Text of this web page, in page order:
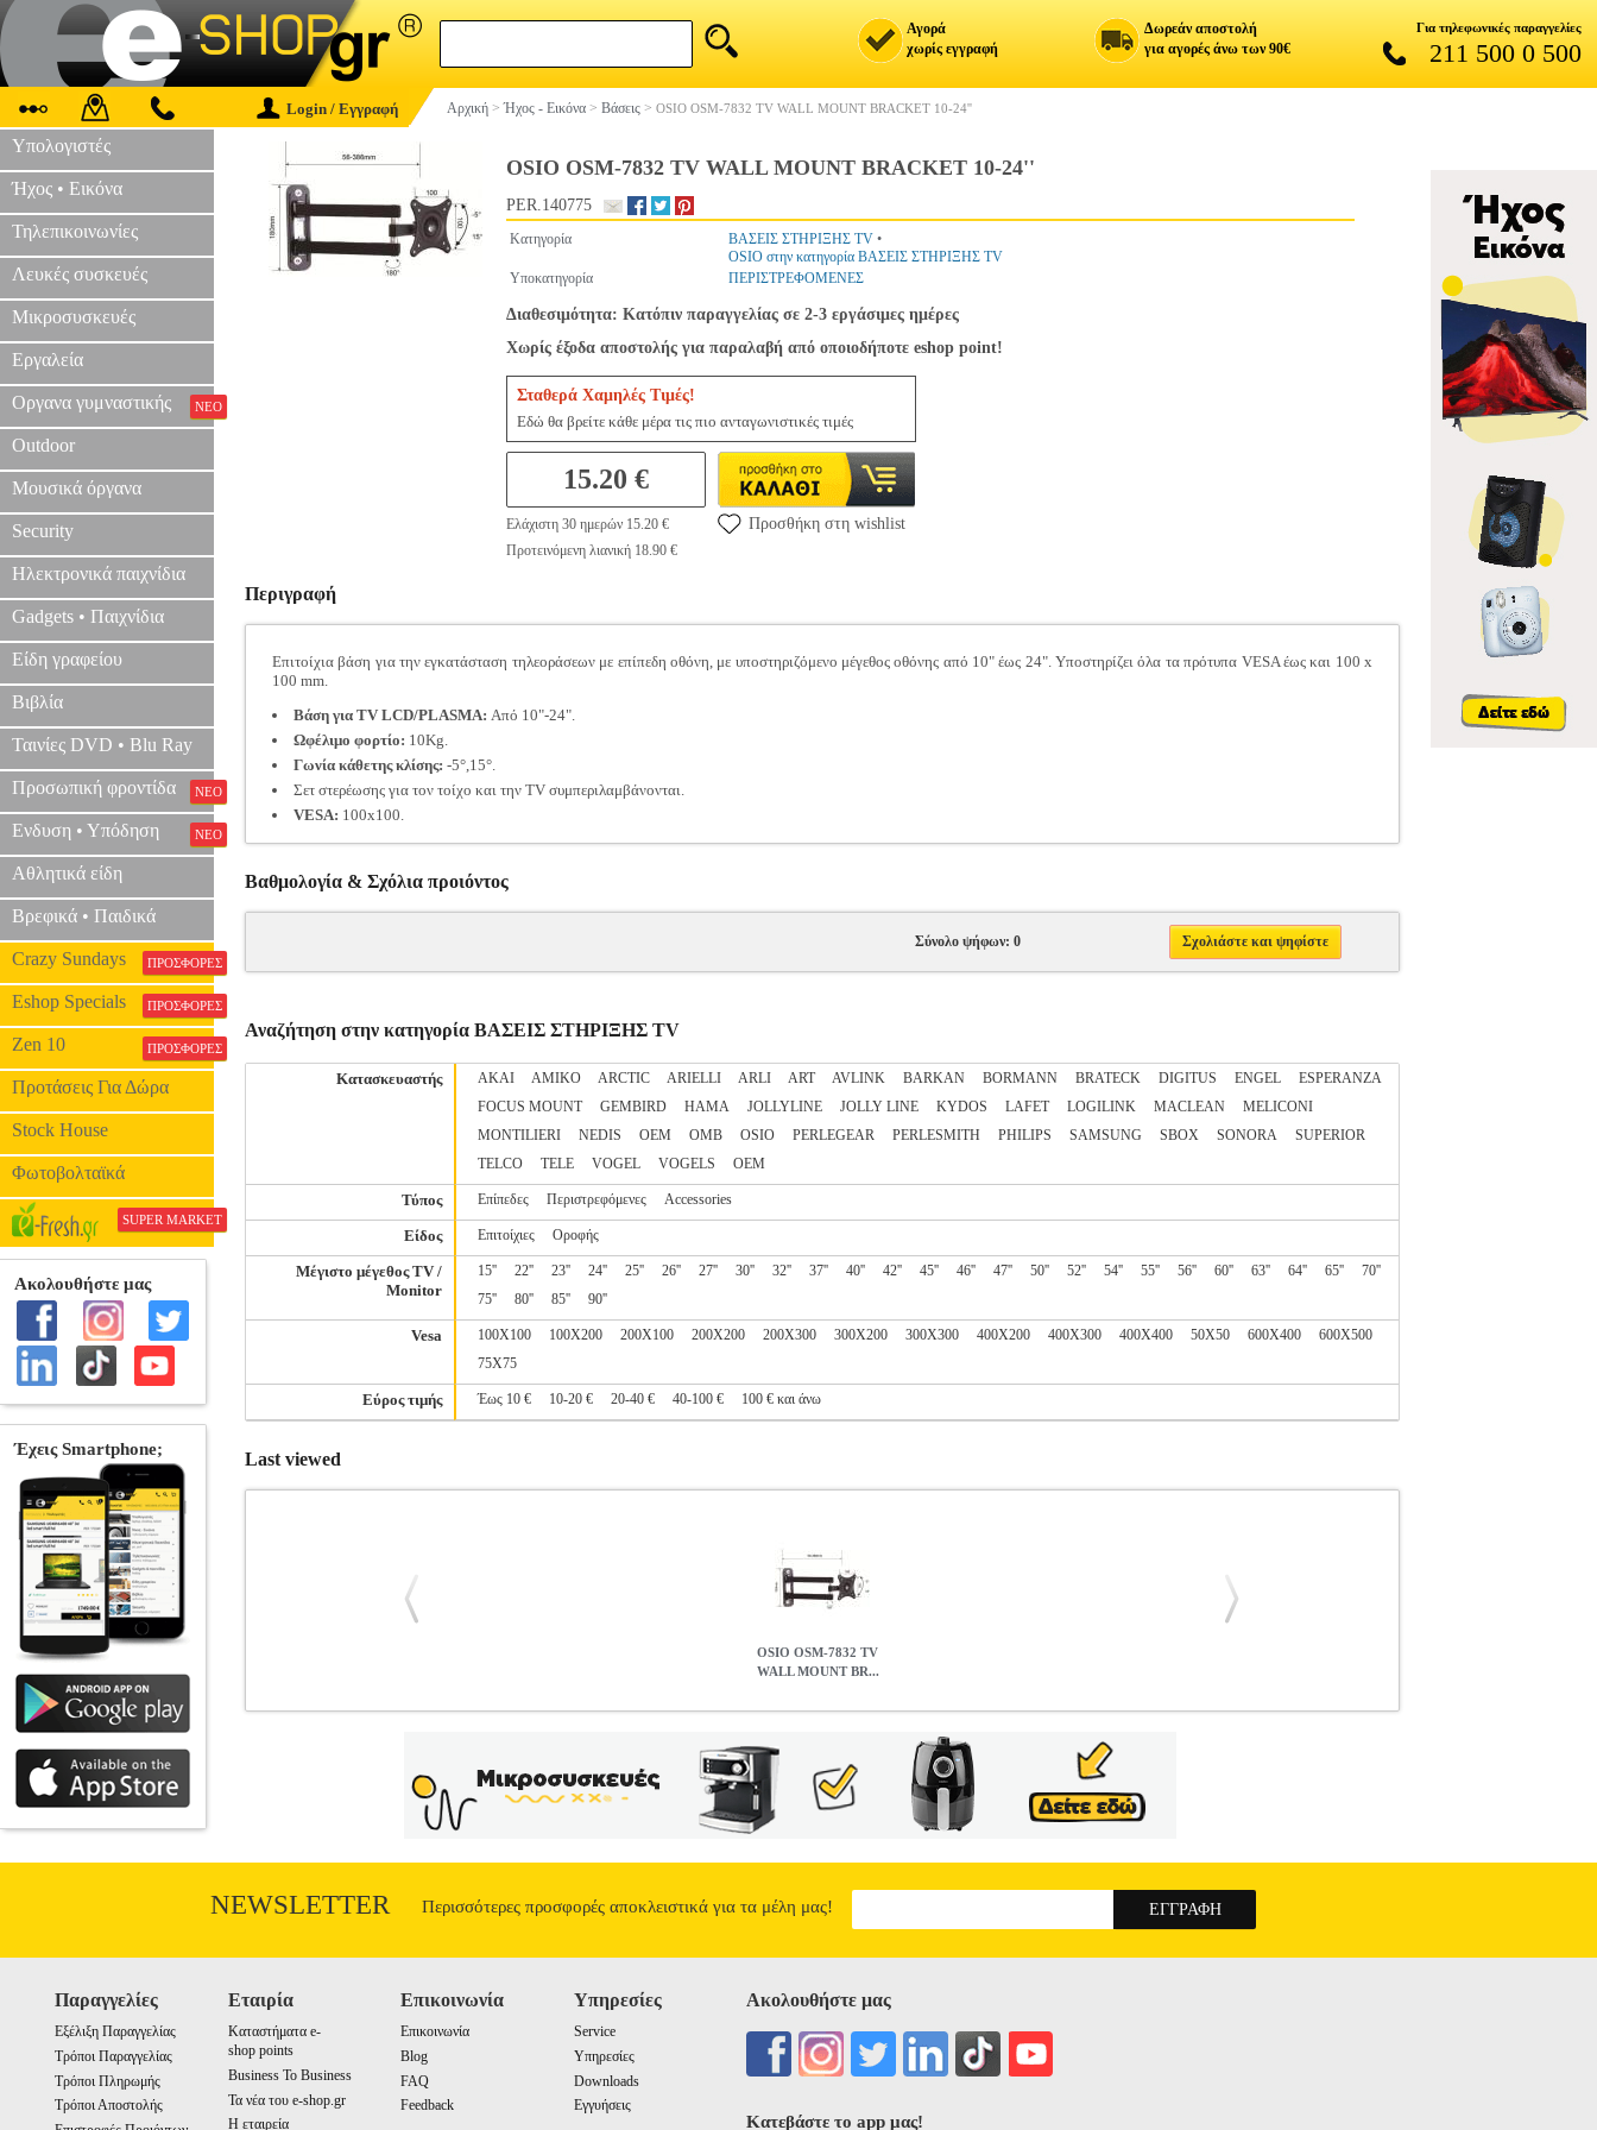
Αγορά
χωρίς εγγραφή
Δωρεάν αποστολή
για αγορές άνω των 90€
Για τηλεφωνικές παραγγελίες
211 500 0 500
Login / Εγγραφή Αρχική >Ήχος - Εικόνα > Βάσεις > OSIO OSM-7832 TV WALL MOUNT BRACKET 10-24''
Υπολογιστές
Ήχος • Εικόνα
Τηλεπικοινωνίες
Λευκές συσκευές
Μικροσυσκευές
Εργαλεία
Οργανα γυμναστικής ΝΕΟ
Outdoor
Μουσικά όργανα
Security
Ηλεκτρονικά παιχνίδια
Gadgets • Παιχνίδια
Είδη γραφείου
Βιβλία
Ταινίες DVD • Blu Ray
Προσωπική φροντίδα ΝΕΟ
Ενδυση • Υπόδηση ΝΕΟ
Αθλητικά είδη
Βρεφικά • Παιδικά
Crazy Sundays ΠΡΟΣΦΟΡΕΣ
Eshop Specials ΠΡΟΣΦΟΡΕΣ
Zen 10 ΠΡΟΣΦΟΡΕΣ
Προτάσεις Για Δώρα
Stock House
Φωτοβολταϊκά
SUPER MARKET
OSIO OSM-7832 TV WALL MOUNT BRACKET 10-24''
PER.140775
Κατηγορία ΒΑΣΕΙΣ ΣΤΗΡΙΞΗΣ TV •
OSIO στην κατηγορία ΒΑΣΕΙΣ ΣΤΗΡΙΞΗΣ TV
Υποκατηγορία
ΠΕΡΙΣΤΡΕΦΟΜΕΝΕΣ
Διαθεσιμότητα: Κατόπιν παραγγελίας σε 2-3 εργάσιμες ημέρες
Χωρίς έξοδα αποστολής για παραλαβή από οποιοδήποτε eshop point!
Σταθερά Χαμηλές Τιμές!
Εδώ θα βρείτε κάθε μέρα τις πιο ανταγωνιστικές τιμές
15.20 €
Ελάχιστη 30 ημερών 15.20 €
Προτεινόμενη λιανική 18.90 €
Προσθήκη στη wishlist
Περιγραφή
Επιτοίχια βάση για την εγκατάσταση τηλεοράσεων με επίπεδη οθόνη, με υποστηριζόμενο μέγεθος οθόνης από 10" έως 24". Υποστηρίζει όλα τα πρότυπα VESA έως και 100 x
100 mm.
Βάση για TV LCD/PLASMA: Από 10"-24".
Ωφέλιμο φορτίο: 10Kg.
Γωνία κάθετης κλίσης: -5°,15°.
Σετ στερέωσης για τον τοίχο και την TV συμπεριλαμβάνονται.
VESA: 100x100.
Βαθμολογία & Σχόλια προιόντος
Σύνολο ψήφων: 0 Σχολιάστε και ψηφίστε
Αναζήτηση στην κατηγορία ΒΑΣΕΙΣ ΣΤΗΡΙΞΗΣ TV
Κατασκευαστής AKAI AMIKO ARCTIC ARIELLI ARLI ART AVLINK BARKAN BORMANN BRATECK DIGITUS ENGEL
ESPERANZA
FOCUS MOUNT
GEMBIRD HAMA JOLLYLINE JOLLY LINE KYDOS LAFET LOGILINK MACLEAN
MELICONI
MONTILIERI
NEDIS OEM OMB OSIO PERLEGEAR PERLESMITH PHILIPS SAMSUNG SBOX SONORA
SUPERIOR
TELCO
TELE VOGEL VOGELS ΟΕΜ
Τύπος Επίπεδες Περιστρεφόμενες Accessories
Είδος Επιτοίχιες Οροφής
Μέγιστο μέγεθος TV /
Monitor
15'' 22'' 23'' 24'' 25'' 26'' 27'' 30'' 32'' 37'' 40'' 42'' 45'' 46'' 47'' 50'' 52'' 54'' 55'' 56'' 60'' 63'' 64'' 65''
70''
75''
80'' 85'' 90''
Vesa 100X100 100X200 200X100 200X200 200X300 300X200 300X300 400X200 400X300 400X400 50X50 600X400
600X500
75X75
Εύρος τιμής Έως 10 € 10-20 € 20-40 € 40-100 € 100 € και άνω
Last viewed
OSIO OSM-7832 TV
WALL MOUNT BR...
TV •OSIO στην κατηγορία ΒΑΣΕΙΣ ΣΤΗΡΙΞΗΣ TV Επιτοίχια βάση για την εγκατάσταση τηλεοράσεων με επίπεδη οθόνη, με υποστηριζόμενο μέγεθος οθόνης
από 10" έως 24". Υποστηρίζει όλα τα πρότυπα VESA έως και 100 x 100 mm. • Βάση για TV LCD/PLASMA: Από 10"-24".• Ωφέλιμο φορτίο: 10Kg.• Γωνία
κάθετης κλίσης: -5°, 15°.• Σετ στερέωσης για τον τοίχο και την TV συμπεριλαμβάνονται.• VESA: 100x100.
OSIO OSM-7832 TV WALL MOUNT
BRACKET 10-24''
NEWSLETTER Περισσότερες προσφορές αποκλειστικά για τα μέλη μας!
Παραγγελίες
Εξέλιξη Παραγγελίας
Τρόποι Παραγγελίας
Τρόποι Πληρωμής
Τρόποι Αποστολής
Εταιρία
Καταστήματα e-
shop points
Business To Business
Τα νέα του e-shop.gr
Η εταιρεία
Επικοινωνία
Επικοινωνία
Blog
FAQ
Feedback
Υπηρεσίες
Service
Υπηρεσίες
Downloads
Εγγυήσεις
Ακολουθήστε μας
Κατεβάστε το app μας!